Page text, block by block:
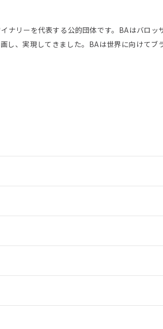
ナリーを代表する公的団体です。BAはバロッ
し、実現してきました。BAは世界に向けてブ